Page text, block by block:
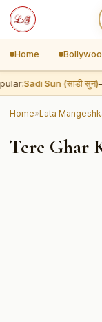
Home
Sadi Sun (साडी सुन)
Home»Lata
Tere Ghar